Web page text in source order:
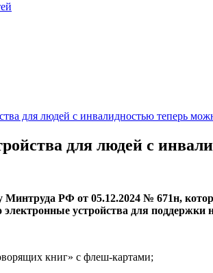
для людей с инвалидностью теперь
для людей с
РФ от 05.12.2024 № 671н,
электронные устройства для поддержки
книг» с флеш-картами;